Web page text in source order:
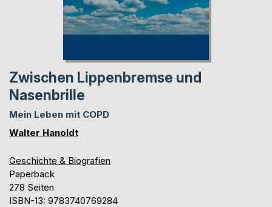
Zwischen Lippenbremse und
Nasenbrille
Mein Leben mit COPD
Walter Hanoldt
Geschichte & Biografien
Paperback
278 Seiten
ISBN-13: 9783740769284